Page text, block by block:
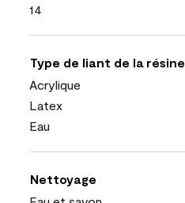
14
Type de liant de la résine
Acrylique
Latex
Eau
Nettoyage